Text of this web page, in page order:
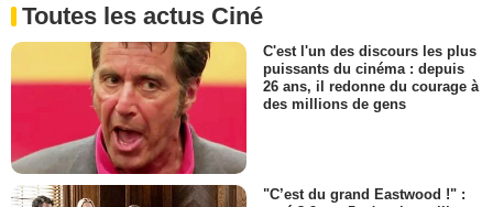
Toutes les actus Ciné
C'est l'un des discours les plus
puissants du cinéma : depuis
26 ans, il redonne du courage à
des millions de gens
"C’est du grand Eastwood !" :